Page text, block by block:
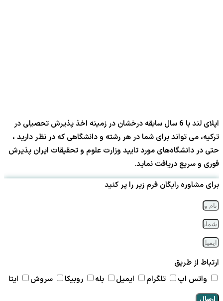
اپلای لند با 6 سال سابقه درخشان در زمینه اخذ پذیرش تحصیلی در
ترکیه، می تواند برای شما در هر رشته و دانشگاهی که در نظر دارید ،
حتی در دانشگاه‌های مورد تایید وزارت علوم و تحقیقات ایران پذیرش
فوری و سریع دریافت نماید.
برای مشاوره رایگان فرم زیر را پر کنید
ارتباط از طریق
واتس اپ
تلگرام ایمیل بله روبیکا سروش ایتا